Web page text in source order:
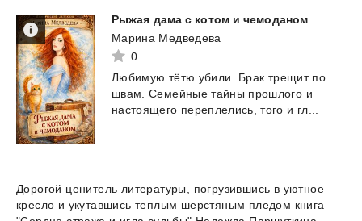
Рыжая дама с котом и чемоданом
Марина Медведева
0
Любимую тëтю убили. Брак трещит по
швам.
Семейные тайны прошлого и
настоящего переплелись, того и гл...
Дорогой ценитель литературы, погрузившись в уютное
кресло и укутавшись теплым шерстяным пледом книга